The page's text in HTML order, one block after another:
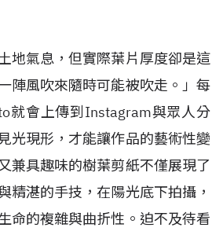
地氣息，但實際葉片厚度卻是這
陣風吹來隨時可能被吹走。」每
就會上傳到Instagram與眾人分
光現形，才能讓作品的藝術性變
兼具趣味的樹葉剪紙不僅展現了
精湛的手技，在陽光底下拍攝，
命的複雜與曲折性。迫不及待看